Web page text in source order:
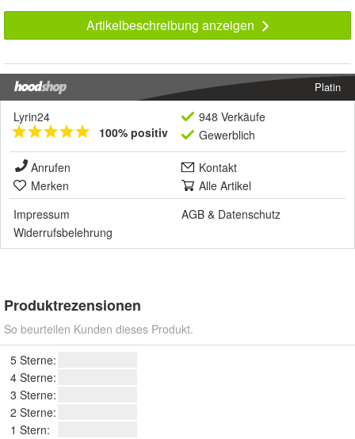
Artikelbeschreibung anzeigen
Platin
Lyrin24
100% positiv
948 Verkäufe
Gewerblich
Anrufen
Kontakt
Merken
Alle Artikel
Impressum
AGB & Datenschutz
Widerrufsbelehrung
Produktrezensionen
So beurteilen Kunden dieses Produkt.
5 Sterne:
4 Sterne:
3 Sterne:
2 Sterne:
1 Stern: